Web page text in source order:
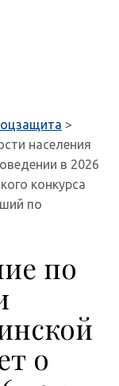
>
населения
в 2026
конкурса
по
по
о